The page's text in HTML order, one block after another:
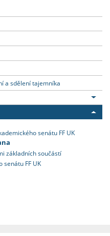
a sdělení tajemníka
senátu FF UK
základních součástí
senátu FF UK